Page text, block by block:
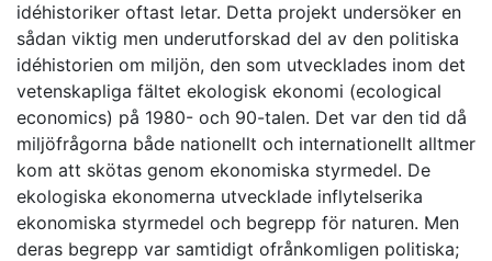
idéhistoriker oftast letar. Detta projekt undersöker en
sådan viktig men underutforskad del av den politiska
idéhistorien om miljön, den som utvecklades inom det
vetenskapliga fältet ekologisk ekonomi (ecological
economics) på 1980- och 90-talen. Det var den tid då
miljöfrågorna både nationellt och internationellt alltmer
kom att skötas genom ekonomiska styrmedel. De
ekologiska ekonomerna utvecklade inflytelserika
ekonomiska styrmedel och begrepp för naturen. Men
deras begrepp var samtidigt ofrånkomligen politiska;